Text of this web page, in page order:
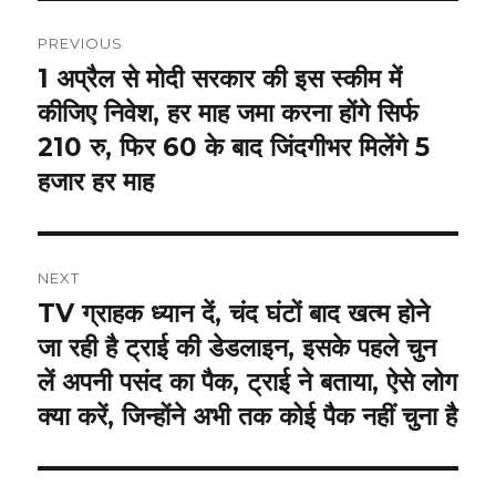
navigation
PREVIOUS
Previous
post:
1 अप्रैल से मोदी सरकार की इस स्कीम में
कीजिए निवेश, हर माह जमा करना होंगे सिर्फ
210 रु, फिर 60 के बाद जिंदगीभर मिलेंगे 5
हजार हर माह
NEXT
Next
post:
TV ग्राहक ध्यान दें, चंद घंटों बाद खत्म होने
जा रही है ट्राई की डेडलाइन, इसके पहले चुन
लें अपनी पसंद का पैक, ट्राई ने बताया, ऐसे लोग
क्या करें, जिन्होंने अभी तक कोई पैक नहीं चुना है